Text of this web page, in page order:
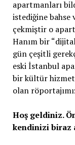
apartmanları
istediğine
çekmiştir o
Hanım bir
gün çeşitli
eski İstanbul
bir kültür
olan
Hoş geldiniz.
kendinizi biraz